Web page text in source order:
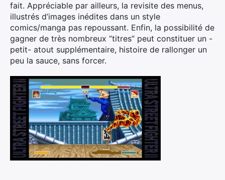
fait. Appréciable par ailleurs, la revisite des menus,
illustrés d’images inédites dans un style
comics/manga pas repoussant. Enfin, la possibilité de
gagner de très nombreux “titres” peut constituer un -
petit- atout supplémentaire, histoire de rallonger un
peu la sauce, sans forcer.